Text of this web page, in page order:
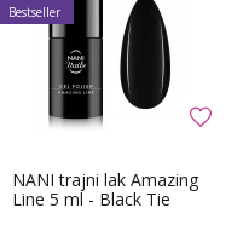
NANI trajni lak Amazing
Line 5 ml - Black Tie
Bestseller